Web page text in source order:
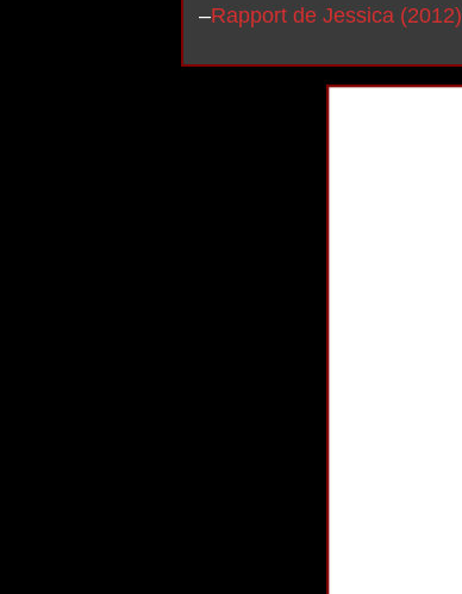
–Rapport de Jessica (2012)